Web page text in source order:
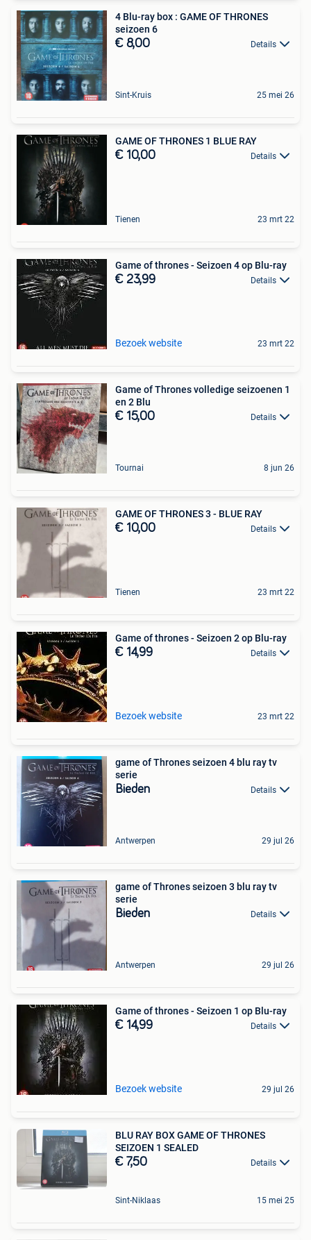
4 Blu-ray box : GAME OF THRONES
seizoen 6
€ 8,00 Details
Sint-Kruis 25 mei 26
GAME OF THRONES 1 BLUE RAY
€ 10,00 Details
Tienen 23 mrt 22
Game of thrones - Seizoen 4 op Blu-ray
€ 23,99 Details
Bezoek website 23 mrt 22
Game of Thrones volledige seizoenen 1
en 2 Blu
€ 15,00 Details
Tournai 8 jun 26
GAME OF THRONES 3 - BLUE RAY
€ 10,00 Details
Tienen 23 mrt 22
Game of thrones - Seizoen 2 op Blu-ray
€ 14,99 Details
Bezoek website 23 mrt 22
game of Thrones seizoen 4 blu ray tv
serie
Bieden Details
Antwerpen 29 jul 26
game of Thrones seizoen 3 blu ray tv
serie
Bieden Details
Antwerpen 29 jul 26
Game of thrones - Seizoen 1 op Blu-ray
€ 14,99 Details
Bezoek website 29 jul 26
BLU RAY BOX GAME OF THRONES
SEIZOEN 1 SEALED
€ 7,50 Details
Sint-Niklaas 15 mei 25